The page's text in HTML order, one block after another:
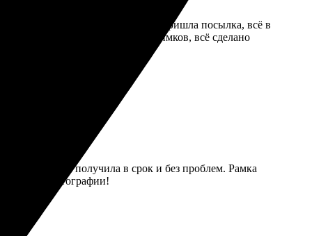
и удобно. Через пару дней пришла посылка, всё в
Заказала сразу несколько снимков, всё сделано
печать.
В Подольске получила в срок и без проблем. Рамка
хорошие фотографии!